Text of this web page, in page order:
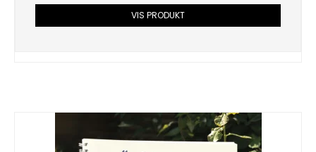
VIS PRODUKT